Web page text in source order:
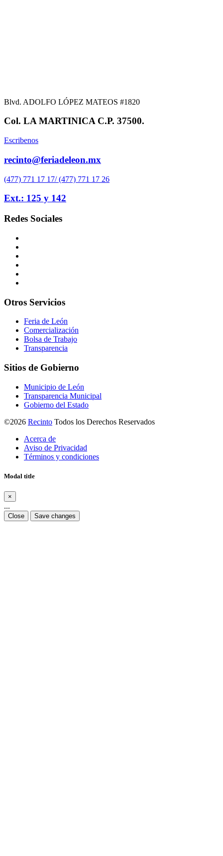
Blvd. ADOLFO LÓPEZ MATEOS #1820
Col. LA MARTINICA C.P. 37500.
Escribenos
recinto@feriadeleon.mx
(477) 771 17 17/ (477) 771 17 26
Ext.: 125 y 142
Redes Sociales
Otros Servicios
Feria de León
Comercialización
Bolsa de Trabajo
Transparencia
Sitios de Gobierno
Municipio de León
Transparencia Municipal
Gobierno del Estado
©2026 Recinto Todos los Derechos Reservados
Acerca de
Aviso de Privacidad
Términos y condiciones
Modal title
×
...
Close Save changes